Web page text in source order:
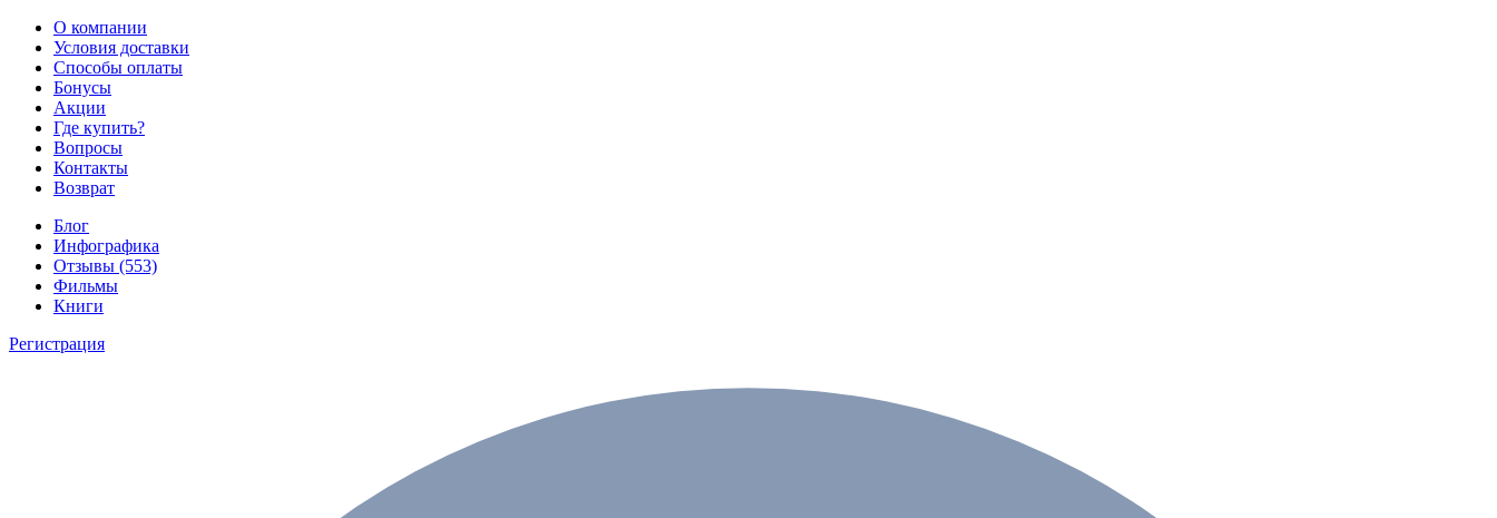
О компании
Условия доставки
Способы оплаты
Бонусы
Акции
Где купить?
Вопросы
Контакты
Возврат
Блог
Инфографика
Отзывы (553)
Фильмы
Книги
Регистрация